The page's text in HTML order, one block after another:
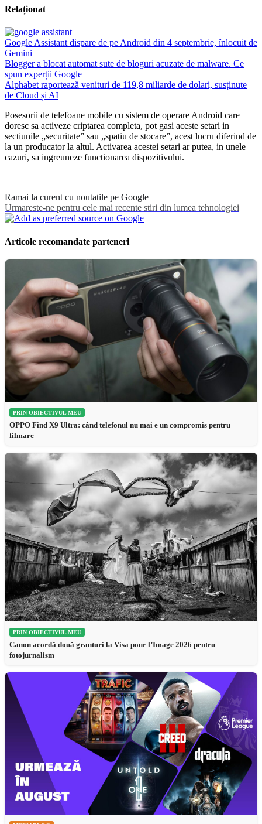
Relaționat
Google Assistant dispare de pe Android din 4 septembrie, înlocuit de
Gemini
Blogger a blocat automat sute de bloguri acuzate de malware. Ce
spun experții Google
Alphabet raportează venituri de 119,8 miliarde de dolari, susținute
de Cloud și AI
Posesorii de telefoane mobile cu sistem de operare Android care
doresc sa activeze criptarea completa, pot gasi aceste setari in
sectiunile „securitate” sau „spatiu de stocare”, acest lucru diferind de
la un producator la altul. Activarea acestei setari ar putea, in unele
cazuri, sa ingreuneze functionarea dispozitivului.
Ramai la curent cu noutatile pe Google
Urmareste-ne pentru cele mai recente stiri din lumea tehnologiei
Articole recomandate parteneri
PRIN OBIECTIVUL MEU
OPPO Find X9 Ultra: când telefonul nu mai e un compromis pentru
filmare
PRIN OBIECTIVUL MEU
Canon acordă două granturi la Visa pour l’Image 2026 pentru
fotojurnalism